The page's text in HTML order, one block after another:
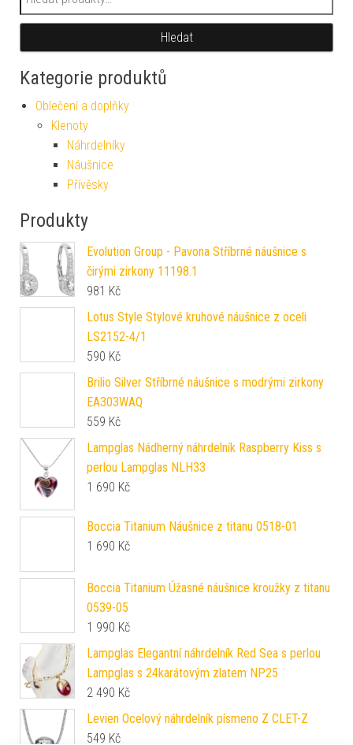
Hledat
Kategorie produktů
Oblečení a doplňky
Klenoty
Náhrdelníky
Náušnice
Přívěsky
Produkty
Evolution Group - Pavona Stříbrné náušnice s
čirými zirkony 11198.1
981 Kč
Lotus Style Stylové kruhové náušnice z oceli
LS2152-4/1
590 Kč
Brilio Silver Stříbrné náušnice s modrými zirkony
EA303WAQ
559 Kč
Lampglas Nádherný náhrdelník Raspberry Kiss s
perlou Lampglas NLH33
1 690 Kč
Boccia Titanium Náušnice z titanu 0518-01
1 690 Kč
Boccia Titanium Úžasné náušnice kroužky z titanu
0539-05
1 990 Kč
Lampglas Elegantní náhrdelník Red Sea s perlou
Lampglas s 24karátovým zlatem NP25
2 490 Kč
Levien Ocelový náhrdelník písmeno Z CLET-Z
549 Kč